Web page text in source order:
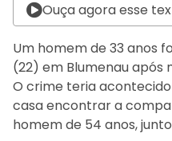
Ouça agora esse
Um homem de 33 anos
(22) em Blumenau após
O crime teria
casa encontrar a
homem de 54 anos,